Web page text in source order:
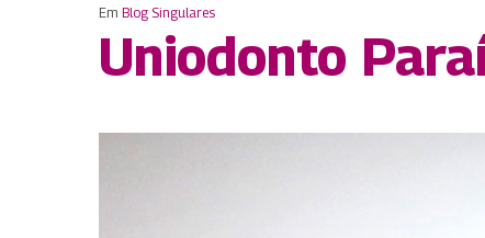
Em Blog Singulares
Uniodonto